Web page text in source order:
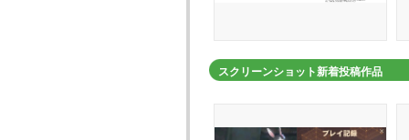
スクリーンショット新着投稿作品